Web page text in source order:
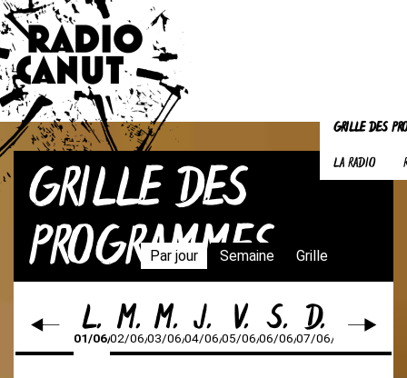
GRILLE DES
LA RADIO
GRILLE DES
PROGRAMMES
Par jour Semaine Grille
L.
01/06/26M.
02/06/26M.
03/06/26J.
04/06/26V.
05/06/26S.
06/06/26D.
07/06/26